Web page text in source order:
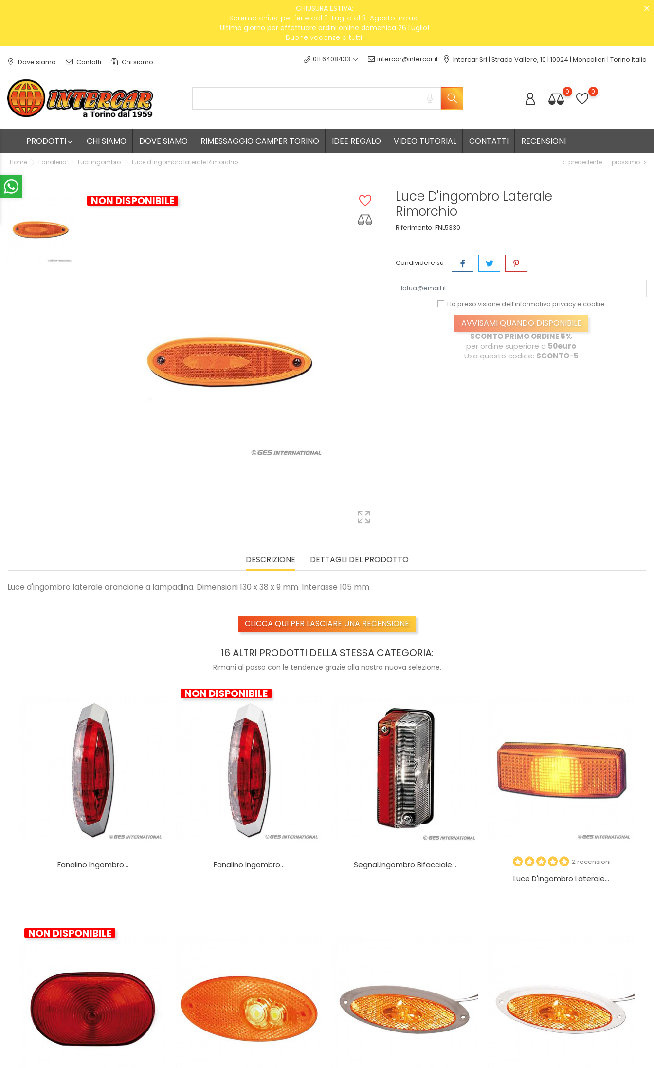
CHIUSURA ESTIVA:
Saremo chiusi per ferie dal 31 Luglio al 31 Agosto inclusi!
Ultimo giorno per effettuare ordini online domenica 26 Luglio!
Buone vacanze a tutti!
Dove siamo Contatti Chi siamo 011 6408433 intercar@intercar.it Intercar Srl | Strada Vallere, 10 | 10024 | Moncalieri | Torino Italia
0 0
PRODOTTI  CHI SIAMO DOVE SIAMO RIMESSAGGIO CAMPER TORINO IDEE REGALO VIDEO TUTORIAL CONTATTI RECENSIONI
Home Fanaleria Luci ingombro Luce d'ingombro laterale Rimorchio chevron_left precedente prossimo chevron_right
NON DISPONIBILE
Luce D'ingombro Laterale
Rimorchio
Riferimento: FNL5330
Condividere su :
Ho preso visione dell’informativaprivacy e cookie
AVVISAMI QUANDO DISPONIBILE
SCONTO PRIMO ORDINE 5%
per ordine superiore a 50euro
Usa questo codice: SCONTO-5
DESCRIZIONE DETTAGLI DEL PRODOTTO
Luce d'ingombro laterale arancione a lampadina. Dimensioni 130 x 38 x 9 mm. Interasse 105 mm.
CLICCA QUI PER LASCIARE UNA RECENSIONE
16 ALTRI PRODOTTI DELLA STESSA CATEGORIA:
Rimani al passo con le tendenze grazie alla nostra nuova selezione.
Fanalino Ingombro...
NON DISPONIBILE
Fanalino Ingombro... Segnal.ingombro Bifacciale... 2 recensioni
Luce D'ingombro Laterale...
NON DISPONIBILE